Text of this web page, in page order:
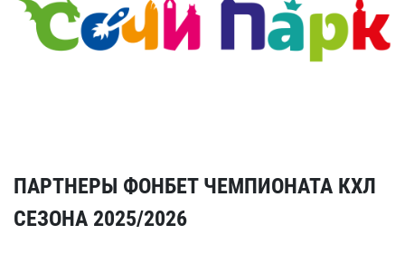
ПАРТНЕРЫ ФОНБЕТ ЧЕМПИОНАТА КХЛ
СЕЗОНА 2025/2026